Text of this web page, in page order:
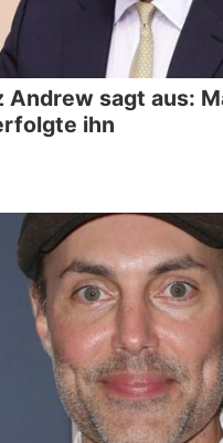
Andrew sagt aus:
ihn